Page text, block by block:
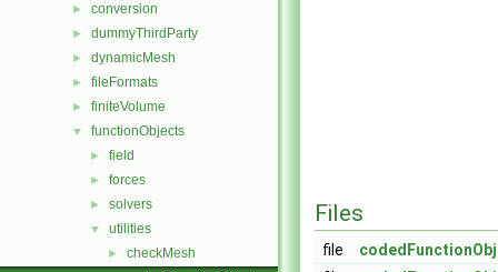
► conversion
► dummyThirdParty
► dynamicMesh
► fileFormats
► finiteVolume
▼ functionObjects
► field
► forces
► solvers
▼ utilities
► checkMesh
Files
file